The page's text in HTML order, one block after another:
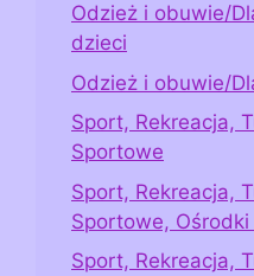
Odzież i obuwie/
dzieci
Odzież i obuwie/
Sport, Rekreacja,
Sportowe
Sport, Rekreacja,
Sportowe,
Sport, Rekreacja,